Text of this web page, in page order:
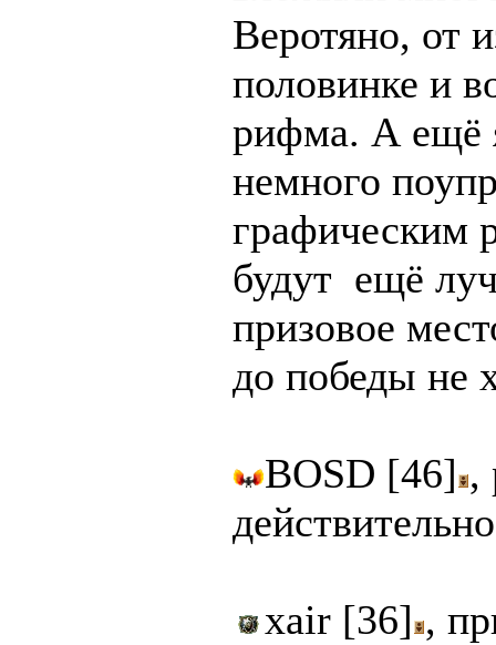
Веротяно, от
половинке и
рифма. А ещё
немного
графическим
будут ещё
призовое
до победы не
BOSD [46] ,
xair [36] ,